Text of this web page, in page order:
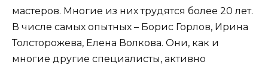
мастеров. Многие из них трудятся более 20 лет.
В числе самых опытных – Борис Горлов, Ирина
Толсторожева, Елена Волкова. Они, как и
многие другие специалисты, активно